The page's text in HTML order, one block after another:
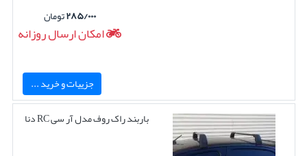
۲۸۵/۰۰۰تومان
امکان ارسال روزانه
جزییات و خرید ...
باربند راک روف مدل آر سی RC دنا